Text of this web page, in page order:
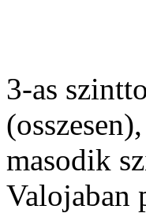
3-as
masodik
Valojaban